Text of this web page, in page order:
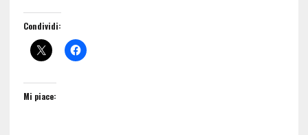
Condividi:
Mi piace: